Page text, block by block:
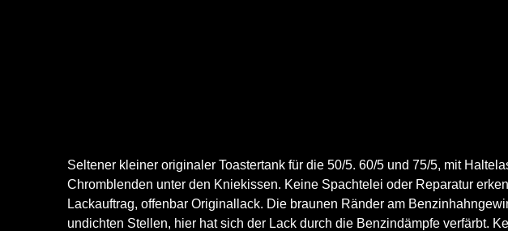
Seltener kleiner originaler Toastertank für die 50/5. 60/5 und 75/5, mit
Chromblenden unter den Kniekissen. Keine Spachtelei oder Reparatur
Lackauftrag, offenbar Originallack. Die braunen Ränder am
undichten Stellen, hier hat sich der Lack durch die Benzindämpfe verfärbt.